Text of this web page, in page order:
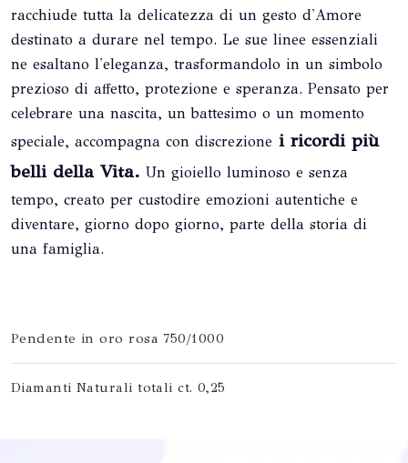
racchiude tutta la delicatezza di un gesto d'Amore
destinato a durare nel tempo. Le sue linee essenziali
ne esaltano l'eleganza, trasformandolo in un simbolo
prezioso di affetto, protezione e speranza. Pensato per
celebrare una nascita, un battesimo o un momento
speciale, accompagna con discrezione i ricordi più
belli della Vita. Un gioiello luminoso e senza
tempo, creato per custodire emozioni autentiche e
diventare, giorno dopo giorno, parte della storia di
una famiglia.
Pendente in oro rosa 750/1000
Diamanti Naturali totali ct. 0,25